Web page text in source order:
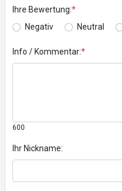
Ihre Bewertung:*
Negativ
Neutral
Info / Kommentar:*
600
Ihr Nickname: